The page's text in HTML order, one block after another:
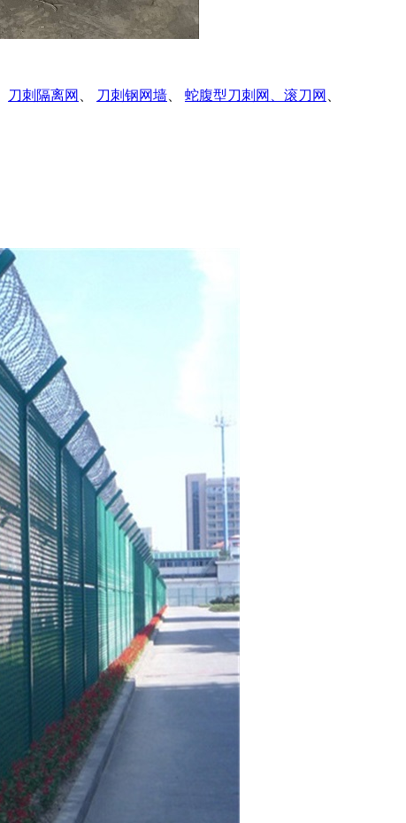
刀刺隔离网 刀刺钢网墙 蛇腹型刀刺网、滚刀网